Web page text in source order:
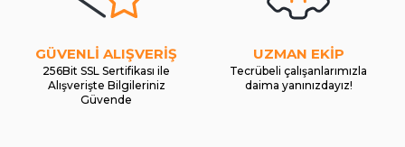
GÜVENLİ ALIŞVERİŞ
256Bit SSL Sertifikası ile
Alışverişte Bilgileriniz
Güvende
UZMAN EKİP
Tecrübeli çalışanlarımızla
daima yanınızdayız!